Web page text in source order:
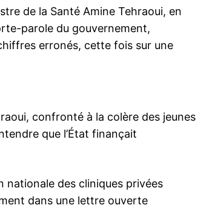
de la Santé Amine Tehraoui, en
parole du gouvernement,
erronés, cette fois sur une
confronté à la colère des jeunes
que l’État finançait
nationale des cliniques privées
dans une lettre ouverte